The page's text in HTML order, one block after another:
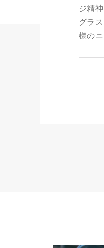
ジ精
グラ
様の